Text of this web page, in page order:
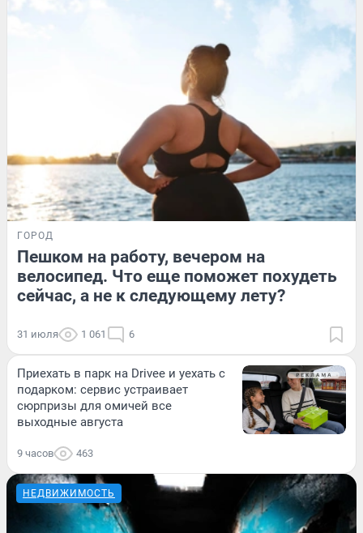
ГОРОД
Пешком на работу, вечером на
велосипед. Что еще поможет похудеть
сейчас, а не к следующему лету?
31 июля 1 061 6
Приехать в парк на Drivee и уехать с
подарком: сервис устраивает
сюрпризы для омичей все
выходные августа
9 часов 463
НЕДВИЖИМОСТЬ